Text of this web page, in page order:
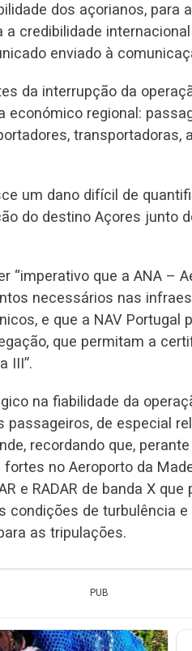
dos açorianos, para
credibilidade
enviado à
da interrupção da
regional:
transportadoras,
um dano difícil de
do destino Açores junto
“imperativo que a ANA –
necessários nas
e que a NAV Portugal
que permitam a
III”.
na fiabilidade da
de especial
recordando que,
no Aeroporto da
e RADAR de banda X
condições de turbulência
as tripulações.
PUB